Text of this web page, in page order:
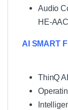
Audio
HE-
AI SMART
ThinQ